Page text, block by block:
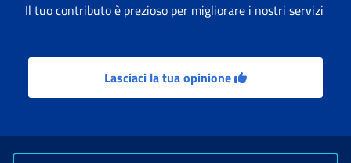
Il tuo contributo è prezioso per migliorare i nostri servizi
Lasciaci la tua opinione